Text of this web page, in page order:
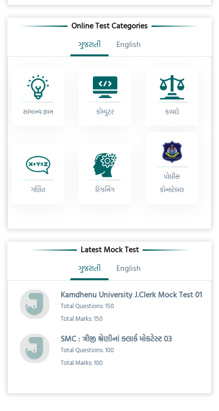
Online Test Categories
ગુજરાતી
English
સામાન્ય જ્ઞાન કોમ્પુટર કાયદો
ગણિત રિઝનિંગ
પોલીસ
કોન્સ્ટેબલ
Latest Mock Test
ગુજરાતી
English
Kamdhenu University J.Clerk Mock Test 01
Total Questions: 150
Total Marks: 150
SMC : ત્રીજી શ્રેણીનાં ક્લાર્ક મોકટેસ્ટ 03
Total Questions: 100
Total Marks: 100